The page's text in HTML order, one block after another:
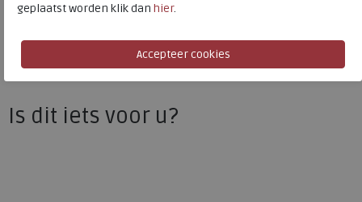
Naar alleoutdoorschoenen laag
ECCO outdoorschoenen laag
Is dit iets voor u?
geplaatst worden klik dan hier.